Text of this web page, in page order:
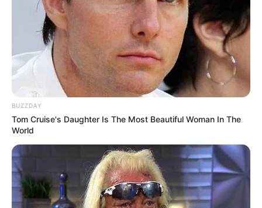
BUZZDAY
Tom Cruise's Daughter Is The Most Beautiful Woman In The
World